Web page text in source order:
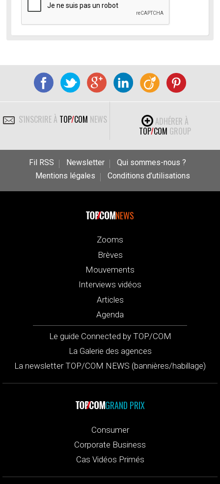
S'INSCRIRE À TOP/COM NEWS
ADHÉRER À
TOP/COM GROUP
Fil RSS Newsletter
Qui sommes-nous ?
Mentions légales
Conditions d’utilisations
NEWS
Zooms
Brèves
Mouvements
Interviews vidéos
Articles
Agenda
Le guide Connected by TOP/COM
La Galerie des agences
La newsletter TOP/COM NEWS (bannières/habillage)
GRAND PRIX
Consumer
Corporate Business
Cas Vidéos Primés